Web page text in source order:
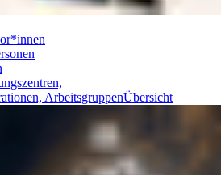
ArbeitsgruppenÜbersicht